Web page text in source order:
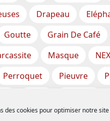
des cookies pour optimiser notre
Drapeau
Goutte Grain De Café
Masque
Perroquet Pieuvre